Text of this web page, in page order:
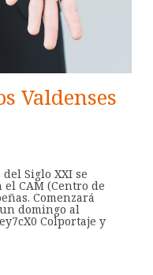
Valdenses
Siglo XXI se
CAM (Centro de
Comenzará
domingo al
Colportaje y